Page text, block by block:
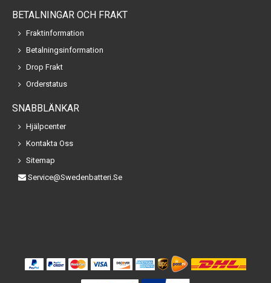
BETALNINGAR OCH FRAKT
Fraktinformation
Betalningsinformation
Drop Frakt
Orderstatus
SNABBLÄNKAR
Hjälpcenter
Kontakta Oss
Sitemap
Service@swedenbatteri.se